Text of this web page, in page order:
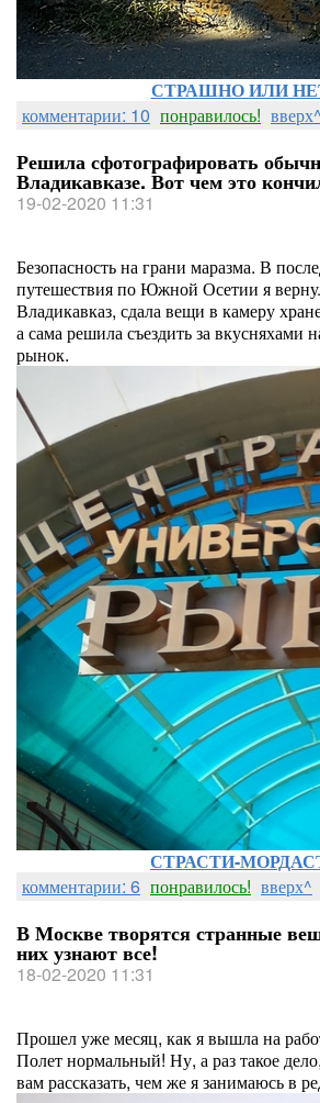
СТРАШНО ИЛИ
комментарии: 10 понравилось! вверх^
Решила сфотографировать
Владикавказе. Вот чем это
19-02-2020 11:31
Безопасность на грани маразма. В
путешествия по Южной Осетии я
Владикавказ, сдала вещи в камеру
а сама решила съездить за вкусняхами
рынок.
СТРАСТИ-
комментарии: 6 понравилось! вверх^
В Москве творятся странные
них узнают все!
18-02-2020 11:31
Прошел уже месяц, как я вышла на
Полет нормальный! Ну, а раз такое
вам рассказать, чем же я занимаюсь в